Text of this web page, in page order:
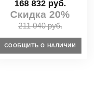
168 832 руб.
Скидка 20%
211 040 руб.
СООБЩИТЬ О НАЛИЧИИ